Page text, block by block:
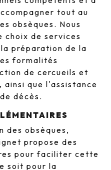
tout au
obsèques. Nous
choix de services
préparation de la
formalités
de cercueils et
ainsi que l'assistance
décès.
des obsèques,
propose des
pour faciliter cette
soit pour la